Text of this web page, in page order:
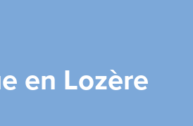
en Lozère